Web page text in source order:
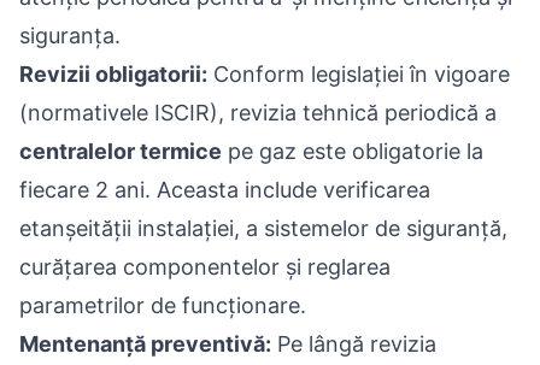
siguranța.
Revizii obligatorii: Conform legislației în vigoare
(normativele ISCIR), revizia tehnică periodică a
centralelor termice pe gaz este obligatorie la
fiecare 2 ani. Aceasta include verificarea
etanșeității instalației, a sistemelor de siguranță,
curățarea componentelor și reglarea
parametrilor de funcționare.
Mentenanță preventivă: Pe lângă revizia